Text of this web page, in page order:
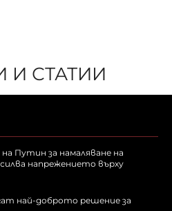
СТАТИИ
Путин за намаляване на
напрежението върху
най-доброто решение за